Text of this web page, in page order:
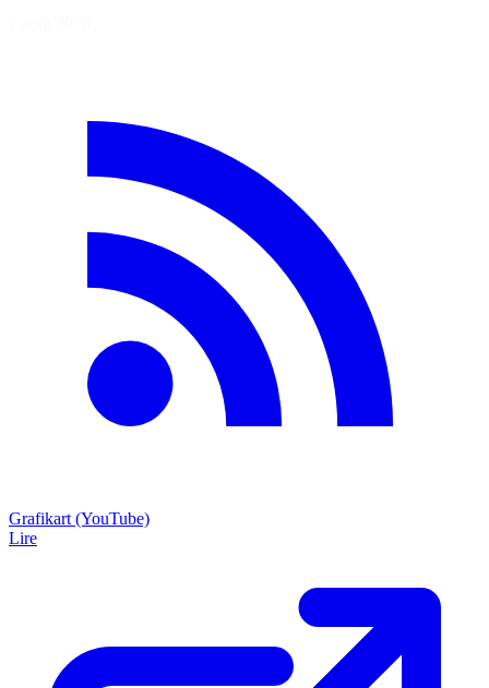
Grafikart (YouTube)
Lire